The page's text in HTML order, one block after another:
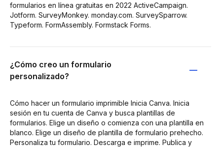
formularios en línea gratuitas en 2022 ActiveCampaign.
Jotform. SurveyMonkey. monday.com. SurveySparrow.
Typeform. FormAssembly. Formstack Forms.
¿Cómo creo un formulario
personalizado?
Cómo hacer un formulario imprimible Inicia Canva. Inicia
sesión en tu cuenta de Canva y busca plantillas de
formularios. Elige un diseño o comienza con una plantilla en
blanco. Elige un diseño de plantilla de formulario prehecho.
Personaliza tu formulario. Descarga e imprime. Publica y